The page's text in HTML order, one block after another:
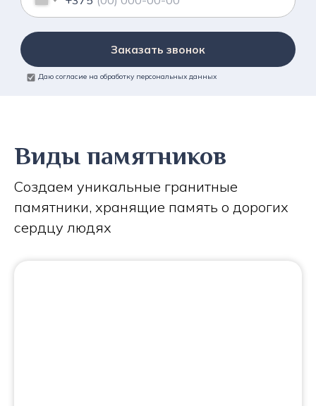
Заказать звонок
Даю согласие на обработку персональных данных
Виды памятников
Создаем уникальные гранитные
памятники, хранящие память о дорогих
сердцу людях